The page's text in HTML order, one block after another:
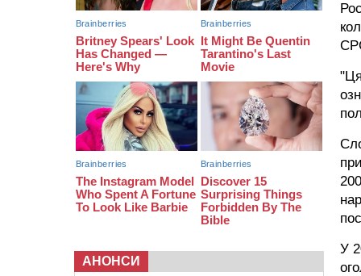
У
09:42 “Черкасиводоканал” пропонує
підвищити тарифи на воду та
водовідведення з 2027 року
АНОНСИ